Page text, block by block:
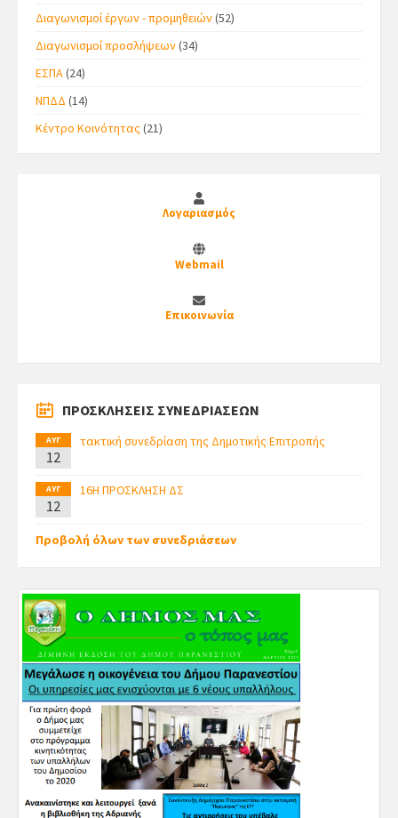
Διαγωνισμοί έργων - προμηθειών(52)
Διαγωνισμοί προσλήψεων(34)
ΕΣΠΑ(24)
ΝΠΔΔ (14)
Κέντρο Κοινότητας(21)
Λογαριασμός
Webmail
Επικοινωνία
ΠΡΟΣΚΛΗΣΕΙΣ ΣΥΝΕΔΡΙΑΣΕΩΝ
ΑΥΓ
12
τακτική συνεδρίαση της Δημοτικής Επιτροπής
ΑΥΓ
12
16Η ΠΡΟΣΚΛΗΣΗ ΔΣ
Προβολή όλων των συνεδριάσεων